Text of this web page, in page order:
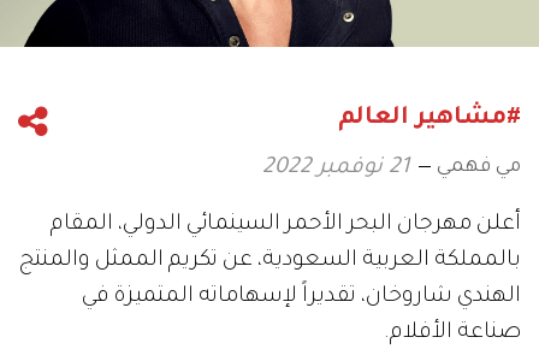
#مشاهير العالم
مي فهمي 21 نوفمبر 2022
أعلن مهرجان البحر الأحمر السينمائي الدولي، المقام
بالمملكة العربية السعودية، عن تكريم الممثل والمنتج
الهندي شاروخان، تقديراً لإسهاماته المتميزة في
صناعة الأفلام.